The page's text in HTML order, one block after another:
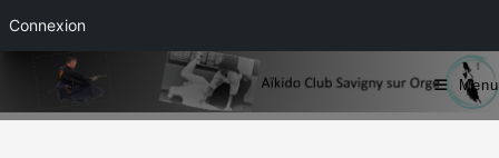
Connexion
content
Menu